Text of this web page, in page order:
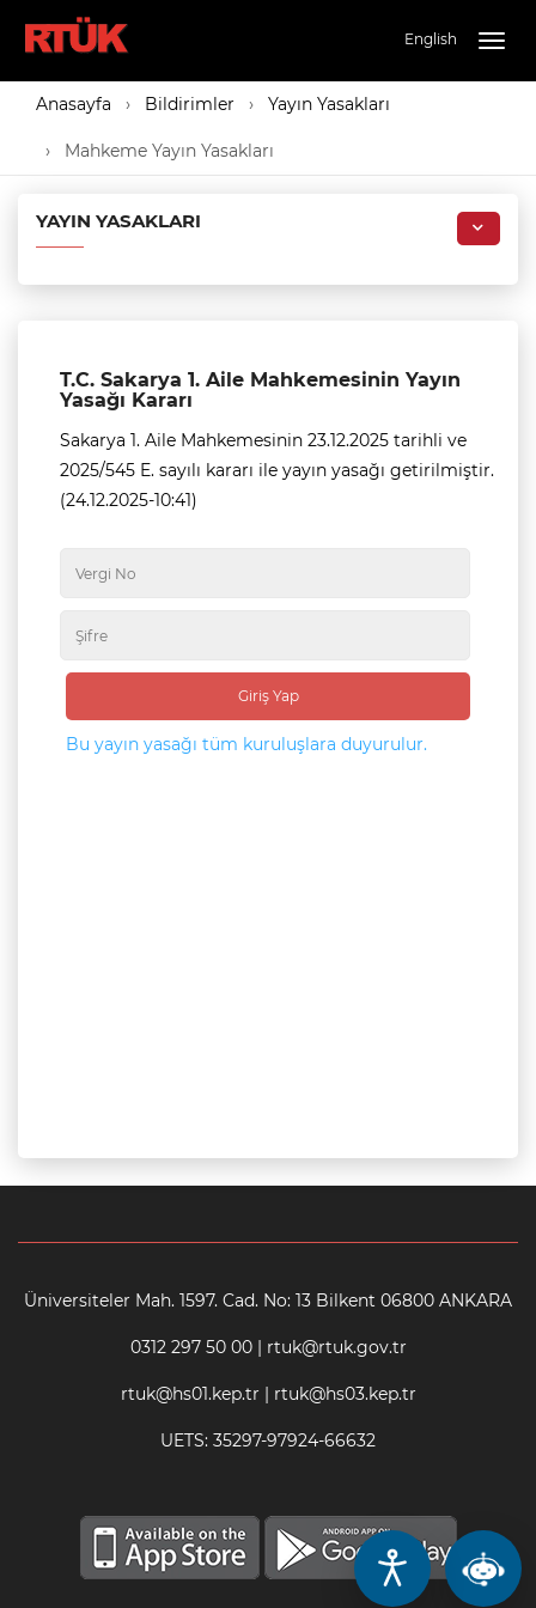
English
Anasayfa Bildirimler Yayın Yasakları
Mahkeme Yayın Yasakları
YAYIN YASAKLARI
T.C. Sakarya 1. Aile Mahkemesinin Yayın
Yasağı Kararı
Sakarya 1. Aile Mahkemesinin 23.12.2025 tarihli ve
2025/545 E. sayılı kararı ile yayın yasağı getirilmiştir.
(24.12.2025-10:41)
Giriş Yap
Bu yayın yasağı tüm kuruluşlara duyurulur.
Üniversiteler Mah. 1597. Cad. No: 13 Bilkent 06800 ANKARA
0312 297 50 00 | rtuk@rtuk.gov.tr
rtuk@hs01.kep.tr | rtuk@hs03.kep.tr
UETS: 35297-97924-66632